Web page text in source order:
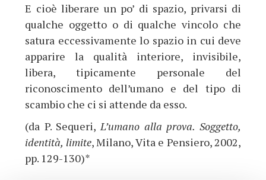
E cioè liberare un po’ di spazio, privarsi di
qualche oggetto o di qualche vincolo che
satura eccessivamente lo spazio in cui deve
apparire la qualità interiore, invisibile,
libera, tipicamente personale del
riconoscimento dell’umano e del tipo di
scambio che ci si attende da esso.
(da P. Sequeri,L’umano alla prova. Soggetto,
identità, limite, Milano, Vita e Pensiero, 2002,
pp. 129-130)*